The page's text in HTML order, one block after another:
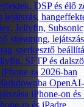
DSP és élő
Jellyfin,
streaming,
szerkesztő
SFTP és
ra 2026-ban
iPhone-on
ra és iPadre